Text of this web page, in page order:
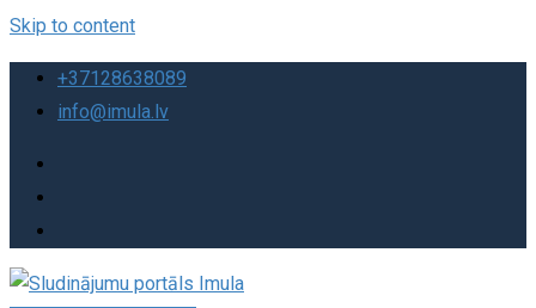
Skip to content
+37128638089
info@imula.lv